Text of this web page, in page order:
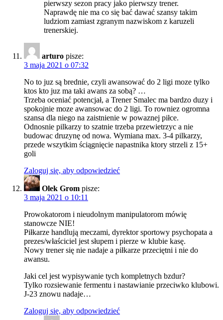
pierwszy sezon pracy jako pierwszy trener.
Naprawdę nie ma co się bać dawać szansy takim
ludziom zamiast zgranym nazwiskom z karuzeli
trenerskiej.
arturo pisze:
3 maja 2021 o 07:32
No to juz są brednie, czyli awansować do 2 ligi moze tylko
ktos kto juz ma taki awans za sobą? …
Trzeba oceniać potencjał, a Trener Smalec ma bardzo duzy i
spokojnie moze awansowac do 2 ligi. To rowniez ogromna
szansa dla niego na zaistnienie w powaznej piłce.
Odnosnie pilkarzy to szatnie trzeba przewietrzyc a nie
budowac druzynę od nowa. Wymiana max. 3-4 pilkarzy,
przede wszytkim ściągnięcie napastnika ktory strzeli z 15+
goli
Zaloguj się, aby odpowiedzieć
Olek Grom pisze:
3 maja 2021 o 10:11
Prowokatorom i nieudolnym manipulatorom mówię
stanowcze NIE!
Piłkarze handlują meczami, dyrektor sportowy psychopata a
prezes/właściciel jest słupem i pierze w klubie kasę.
Nowy trener się nie nadaje a piłkarze przeciętni i nie do
awansu.
Jaki cel jest wypisywanie tych kompletnych bzdur?
Tylko rozsiewanie fermentu i nastawianie przeciwko klubowi.
J-23 znowu nadaje…
Zaloguj się, aby odpowiedzieć